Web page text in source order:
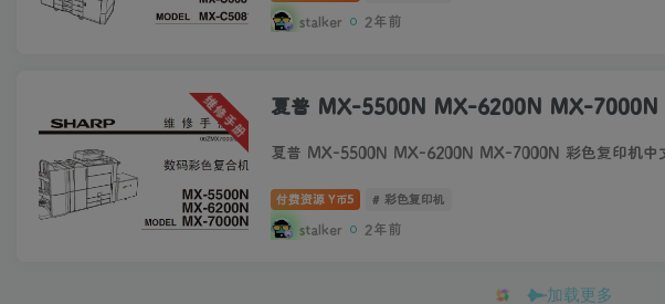
stalker 2年前
维修手册 夏普 MX-5500N MX-6200N MX-7000N
夏普 MX-5500N MX-6200N MX-7000N 彩色复印机中
付费资源 Y币5 # 彩色复印机
stalker 2年前
加载更多